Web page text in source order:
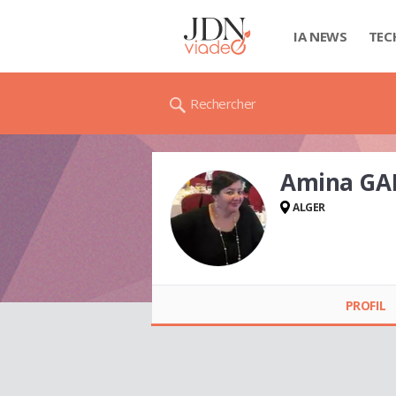
IA NEWS
Rechercher
Amina
ALGER
PROFIL